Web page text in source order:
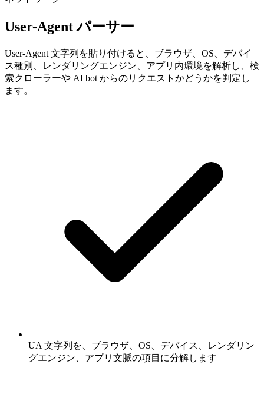
User-Agent パーサー
User-Agent 文字列を貼り付けると、ブラウザ、OS、デバイ
ス種別、レンダリングエンジン、アプリ内環境を解析し、検
索クローラーや AI bot からのリクエストかどうかを判定し
ます。
UA 文字列を、ブラウザ、OS、デバイス、レンダリン
グエンジン、アプリ文脈の項目に分解します